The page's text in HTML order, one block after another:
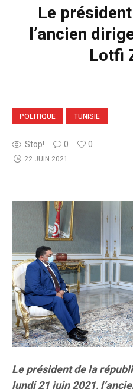
Le
l’ancien
Lotfi
POLITIQUE TUNISIE
Stop! 0 0
22 JUIN 2021
Le président de la
lundi 21 juin 2021,